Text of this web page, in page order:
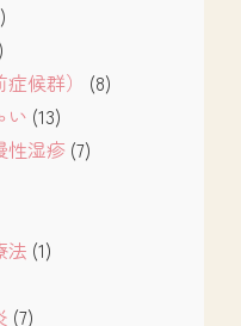
候群）
(8)
い (13)
性湿疹 (7)
法 (1)
(7)